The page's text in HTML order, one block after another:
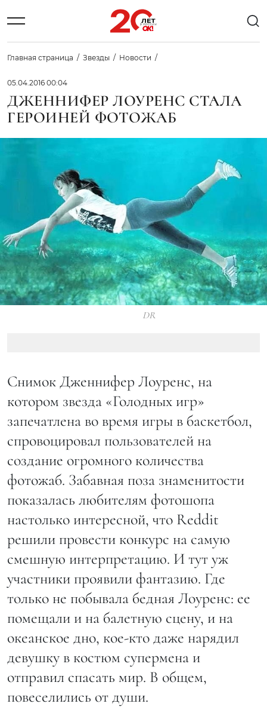
Главная страница Звезды Новости
05.04.2016 00:04
ДЖЕННИФЕР ЛОУРЕНС СТАЛА
ГЕРОИНЕЙ ФОТОЖАБ
DR
Снимок Дженнифер Лоуренс, на
котором звезда «Голодных игр»
запечатлена во время игры в баскетбол,
спровоцировал пользователей на
создание огромного количества
фотожаб. Забавная поза знаменитости
показалась любителям фотошопа
настолько интересной, что Reddit
решили провести конкурс на самую
смешную интерпретацию. И тут уж
участники проявили фантазию. Где
только не побывала бедная Лоуренс: ее
помещали и на балетную сцену, и на
океанское дно, кое-кто даже нарядил
девушку в костюм супермена и
отправил спасать мир. В общем,
повеселились от души.